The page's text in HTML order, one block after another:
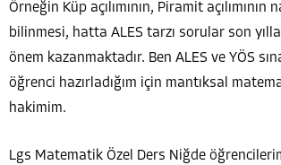
Örneğin Küp açılımının, Piramit açılımının
bilinmesi, hatta ALES tarzı sorular son
önem kazanmaktadır. Ben ALES ve YÖS
öğrenci hazırladığım için mantıksal
hakimim.
Lgs Matematik Özel Ders Niğde